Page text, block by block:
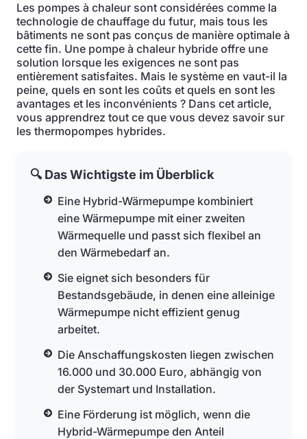
Les pompes à chaleur sont considérées comme la
technologie de chauffage du futur, mais tous les
bâtiments ne sont pas conçus de manière optimale à
cette fin. Une pompe à chaleur hybride offre une
solution lorsque les exigences ne sont pas
entièrement satisfaites. Mais le système en vaut-il la
peine, quels en sont les coûts et quels en sont les
avantages et les inconvénients ? Dans cet article,
vous apprendrez tout ce que vous devez savoir sur
les thermopompes hybrides.
🔍 Das Wichtigste im Überblick
Eine Hybrid-Wärmepumpe kombiniert
eine Wärmepumpe mit einer zweiten
Wärmequelle und passt sich flexibel an
den Wärmebedarf an.
Sie eignet sich besonders für
Bestandsgebäude, in denen eine alleinige
Wärmepumpe nicht effizient genug
arbeitet.
Die Anschaffungskosten liegen zwischen
16.000 und 30.000 Euro, abhängig von
der Systemart und Installation.
Eine Förderung ist möglich, wenn die
Hybrid-Wärmepumpe den Anteil